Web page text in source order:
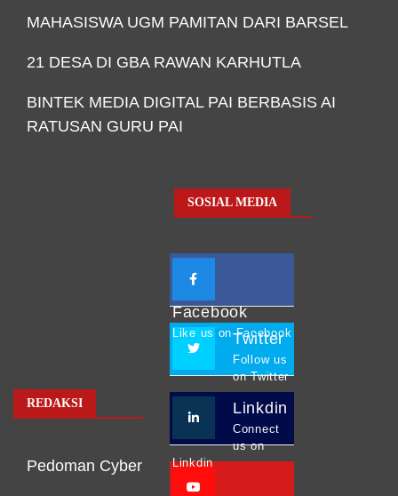
MAHASISWA UGM PAMITAN DARI BARSEL
21 DESA DI GBA RAWAN KARHUTLA
BINTEK MEDIA DIGITAL PAI BERBASIS AI
RATUSAN GURU PAI
REDAKSI
Pedoman Cyber
SOSIAL MEDIA
Facebook
Like us on Facebook
Twitter
Follow us
on Twitter
Linkdin
Connect
us on
Linkdin